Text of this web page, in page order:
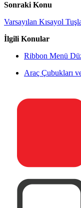
Sonraki Konu
Varsayılan Kısayol
İlgili Konular
Ribbon Menü
Araç Çubukları